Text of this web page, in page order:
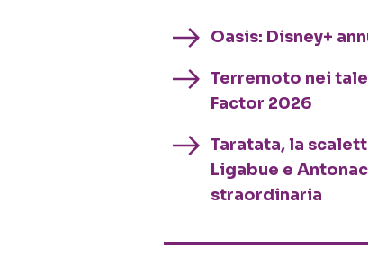
Oasis: Disney+
Terremoto nei
Factor 2026
Taratata, la
Ligabue e
straordinaria